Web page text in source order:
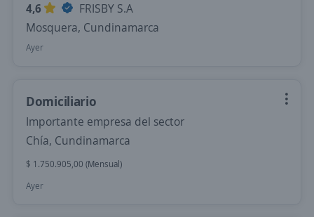
4,6
FRISBY S.A
Mosquera, Cundinamarca
Ayer
Domiciliario
Importante empresa del sector
Chía, Cundinamarca
$ 1.750.905,00 (Mensual)
Ayer